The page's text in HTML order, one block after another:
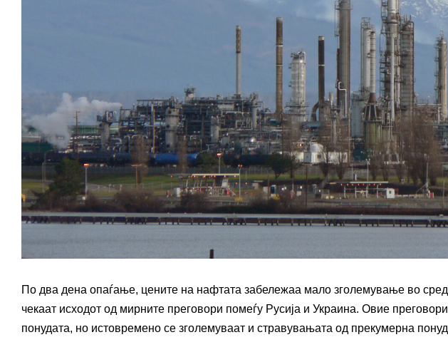
По два дена опаѓање, цените на нафтата забележаа мало зголемување во
чекаат исходот од мирните преговори помеѓу Русија и Украина. Овие
понудата, но истовремено се зголемуваат и стравувањата од прекумерна